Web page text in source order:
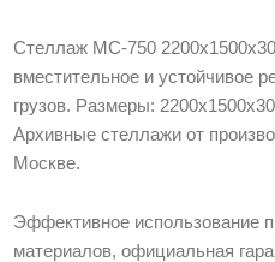
Стеллаж МС-750
вместительное и устойчивое
грузов. Размеры:
Архивные стеллажи от
Москве.
Эффективное использование
материалов, официальная